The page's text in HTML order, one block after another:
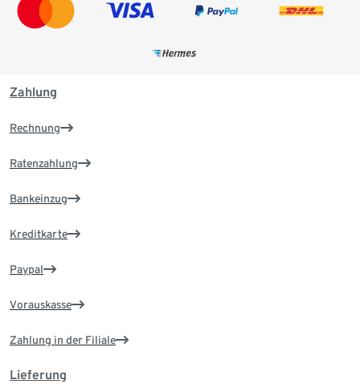
Zahlung
Rechnung
Ratenzahlung
Bankeinzug
Kreditkarte
Paypal
Vorauskasse
Zahlung in der Filiale
Lieferung